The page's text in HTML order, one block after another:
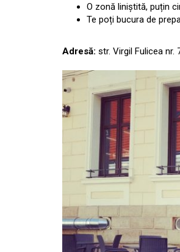
O zonă liniștită, puțin
Te poți bucura de
Adresă: str. Virgil Fulicea nr.